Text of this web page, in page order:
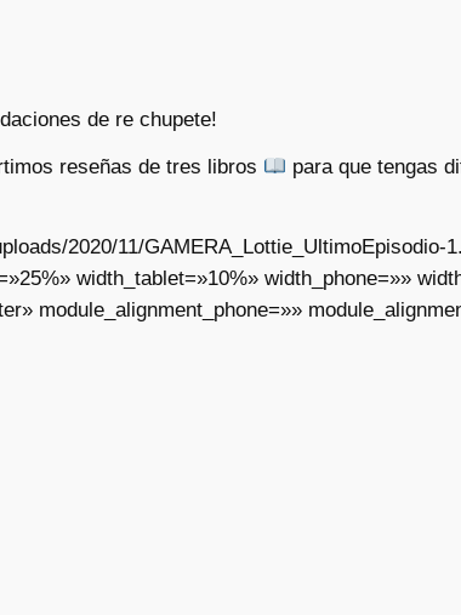
de re chupete!
reseñas de tres libros
para que tengas
2020/11/GAMERA_Lottie_UltimoEpisodio-
width_tablet=»10%» width_phone=»»
module_alignment_phone=»»